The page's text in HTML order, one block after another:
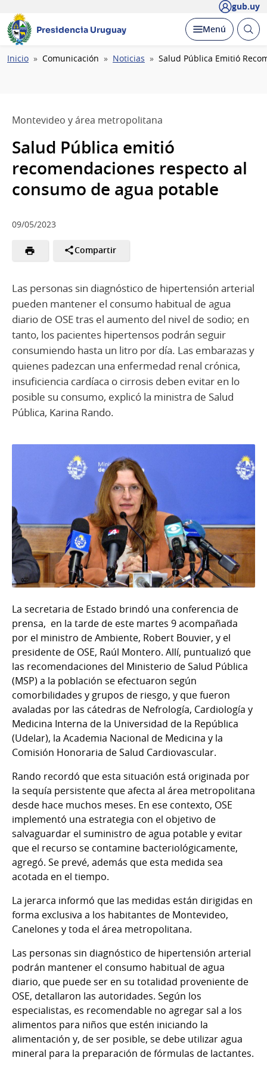
gub.uy
Presidencia Uruguay Desplegar
Menú Abrir
Ruta
Inicio Comunicación Noticias Salud Pública Emitió
Montevideo y área metropolitana
Salud Pública emitió
recomendaciones respecto al
consumo de agua potable
09/05/2023
Compartir
Las personas sin diagnóstico de hipertensión arterial
pueden mantener el consumo habitual de agua
diario de OSE tras el aumento del nivel de sodio; en
tanto, los pacientes hipertensos podrán seguir
consumiendo hasta un litro por día. Las embarazas y
quienes padezcan una enfermedad renal crónica,
insuficiencia cardíaca o cirrosis deben evitar en lo
posible su consumo, explicó la ministra de Salud
Pública, Karina Rando.
La secretaria de Estado brindó una conferencia de
prensa, en la tarde de este martes 9 acompañada
por el ministro de Ambiente, Robert Bouvier, y el
presidente de OSE, Raúl Montero. Allí, puntualizó que
las recomendaciones del Ministerio de Salud Pública
(MSP) a la población se efectuaron según
comorbilidades y grupos de riesgo, y que fueron
avaladas por las cátedras de Nefrología, Cardiología y
Medicina Interna de la Universidad de la República
(Udelar), la Academia Nacional de Medicina y la
Comisión Honoraria de Salud Cardiovascular.
Rando recordó que esta situación está originada por
la sequía persistente que afecta al área metropolitana
desde hace muchos meses. En ese contexto, OSE
implementó una estrategia con el objetivo de
salvaguardar el suministro de agua potable y evitar
que el recurso se contamine bacteriológicamente,
agregó. Se prevé, además que esta medida sea
acotada en el tiempo.
La jerarca informó que las medidas están dirigidas en
forma exclusiva a los habitantes de Montevideo,
Canelones y toda el área metropolitana.
Las personas sin diagnóstico de hipertensión arterial
podrán mantener el consumo habitual de agua
diario, que puede ser en su totalidad proveniente de
OSE, detallaron las autoridades. Según los
especialistas, es recomendable no agregar sal a los
alimentos para niños que estén iniciando la
alimentación y, de ser posible, se debe utilizar agua
mineral para la preparación de fórmulas de lactantes.